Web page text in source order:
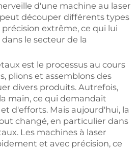
d'une machine au laser
découper différents types
extrême, ce qui lui
le secteur de la
est le processus au cours
plions et assemblons des
divers produits. Autrefois,
main, ce qui demandait
d'efforts. Mais aujourd'hui, la
changé, en particulier dans
Les machines à laser
et avec précision, ce